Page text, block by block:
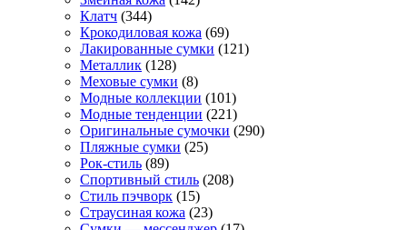
Клатч (344)
Крокодиловая кожа (69)
Лакированные сумки (121)
Металлик (128)
Меховые сумки (8)
Модные коллекции (101)
Модные тенденции (221)
Оригинальные сумочки (290)
Пляжные сумки (25)
Рок-стиль (89)
Спортивный стиль (208)
Стиль пэчворк (15)
Страусиная кожа (23)